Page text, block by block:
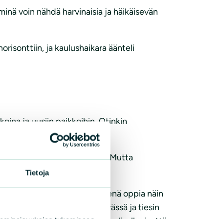
Tietoja
voin nähdä harvinaisia ja häikäisevän
ja kaulushaikara äänteli
ja uusiin paikkoihin. Otinkin
kuukaudessa? Mutta
työssäkäyvänä ihmisenä oppia näin
lintua puussa iltahämärässä ja tiesin